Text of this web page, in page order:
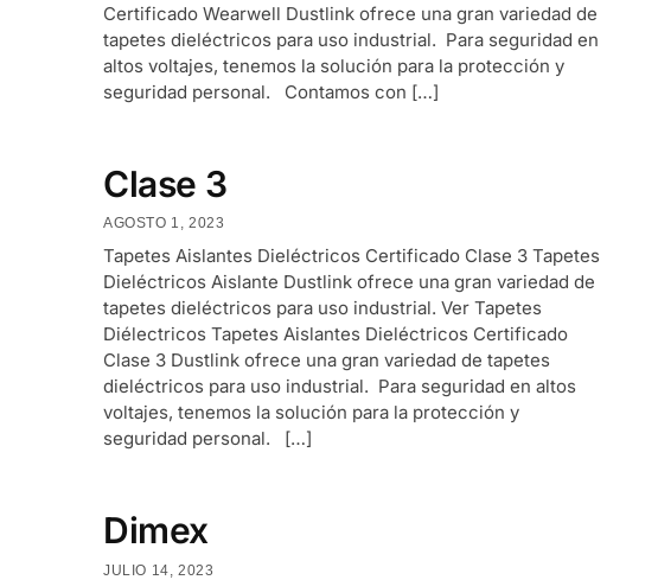
Certificado Wearwell Dustlink ofrece una gran variedad de
tapetes dieléctricos para uso industrial. Para seguridad en
altos voltajes, tenemos la solución para la protección y
seguridad personal. Contamos con […]
Clase 3
AGOSTO 1, 2023
Tapetes Aislantes Dieléctricos Certificado Clase 3 Tapetes
Dieléctricos Aislante Dustlink ofrece una gran variedad de
tapetes dieléctricos para uso industrial. Ver Tapetes
Diélectricos Tapetes Aislantes Dieléctricos Certificado
Clase 3 Dustlink ofrece una gran variedad de tapetes
dieléctricos para uso industrial. Para seguridad en altos
voltajes, tenemos la solución para la protección y
seguridad personal. […]
Dimex
JULIO 14, 2023